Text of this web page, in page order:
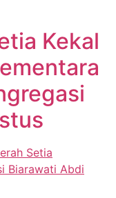
Kekal